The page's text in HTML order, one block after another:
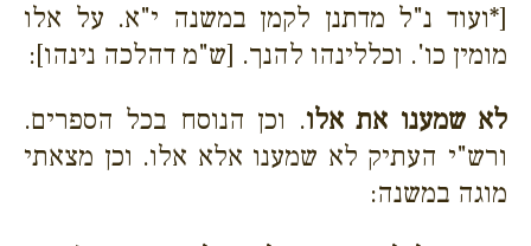
[*ועוד נ"ל מדתנן לקמן במשנה י"א. על אלו
מומין כו'. וכללינהו להנך. [ש"מ דהלכה נינהו]:
לא שמענו את אלו. וכן הנוסח בכל הספרים.
ורש"י העתיק לא שמענו אלא אלו. וכן מצאתי
מוגה במשנה: